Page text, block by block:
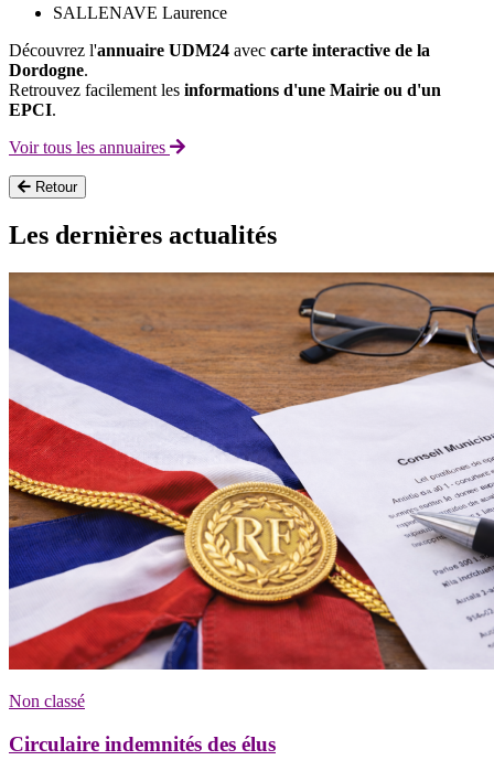
SALLENAVE Laurence
Découvrez l'annuaire UDM24 avec carte interactive de la
Dordogne.
Retrouvez facilement les informations d'une Mairie ou d'un
EPCI.
Voir tous les annuaires
Retour
Les dernières actualités
Non classé
Circulaire indemnités des élus